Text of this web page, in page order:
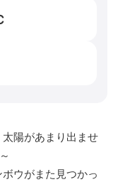
陽があまり出ませ
ウがまた見つかっ